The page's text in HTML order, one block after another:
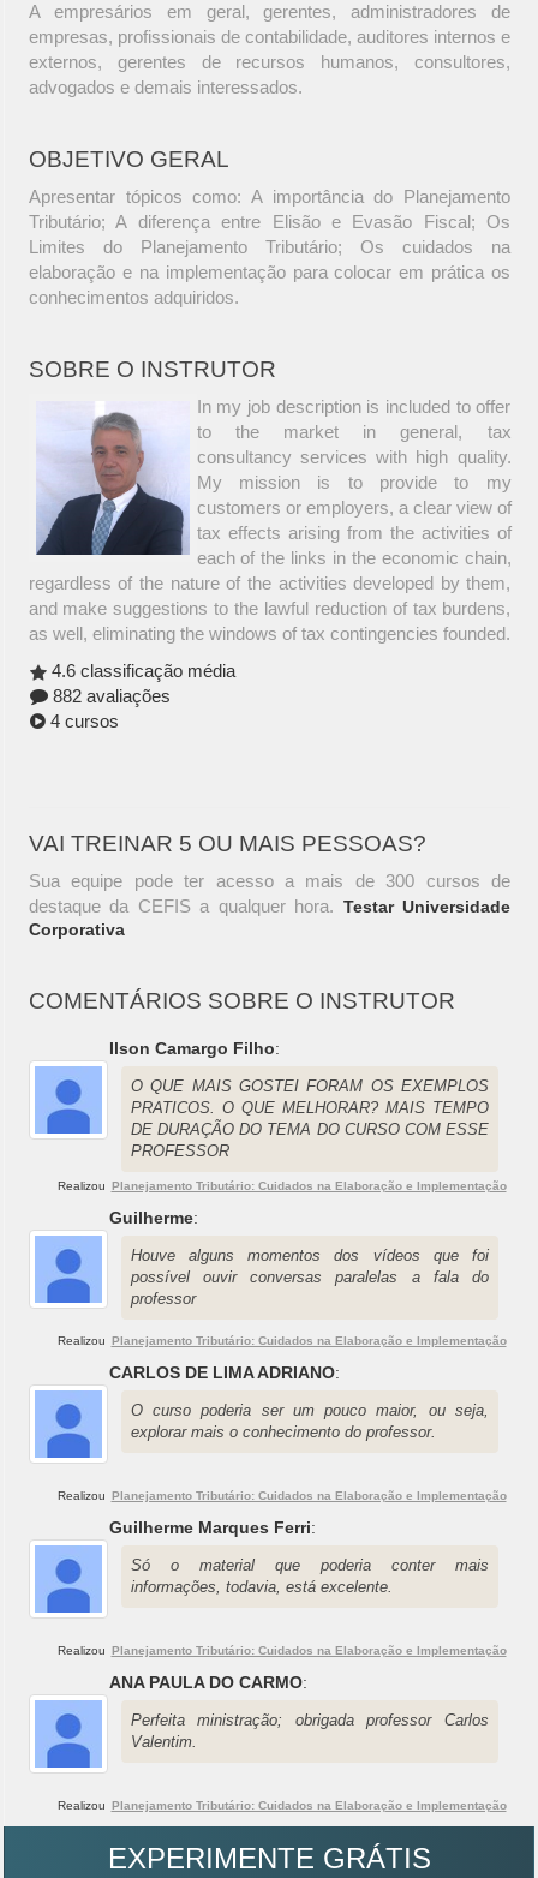
A empresários em geral, gerentes, administradores de
empresas, profissionais de contabilidade, auditores internos e
externos, gerentes de recursos humanos, consultores,
advogados e demais interessados.
OBJETIVO GERAL
Apresentar tópicos como: A importância do Planejamento
Tributário; A diferença entre Elisão e Evasão Fiscal; Os
Limites do Planejamento Tributário; Os cuidados na
elaboração e na implementação para colocar em prática os
conhecimentos adquiridos.
SOBRE O INSTRUTOR
In my job description is included to offer
to the market in general, tax
consultancy services with high quality.
My mission is to provide to my
customers or employers, a clear view of
tax effects arising from the activities of
each of the links in the economic chain,
regardless of the nature of the activities developed by them,
and make suggestions to the lawful reduction of tax burdens,
as well, eliminating the windows of tax contingencies founded.
4.6 classificação média
882 avaliações
4 cursos
VAI TREINAR 5 OU MAIS PESSOAS?
Sua equipe pode ter acesso a mais de 300 cursos de
destaque da CEFIS a qualquer hora. Testar Universidade
Corporativa
COMENTÁRIOS SOBRE O INSTRUTOR
Ilson Camargo Filho:
O QUE MAIS GOSTEI FORAM OS EXEMPLOS
PRATICOS. O QUE MELHORAR? MAIS TEMPO
DE DURAÇÃO DO TEMA DO CURSO COM ESSE
PROFESSOR
Realizou Planejamento Tributário: Cuidados na Elaboração e Implementação
Guilherme:
Houve alguns momentos dos vídeos que foi
possível ouvir conversas paralelas a fala do
professor
Realizou Planejamento Tributário: Cuidados na Elaboração e Implementação
CARLOS DE LIMA ADRIANO:
O curso poderia ser um pouco maior, ou seja,
explorar mais o conhecimento do professor.
Realizou Planejamento Tributário: Cuidados na Elaboração e Implementação
Guilherme Marques Ferri:
Só o material que poderia conter mais
informações, todavia, está excelente.
Realizou Planejamento Tributário: Cuidados na Elaboração e Implementação
ANA PAULA DO CARMO:
Perfeita ministração; obrigada professor Carlos
Valentim.
Realizou Planejamento Tributário: Cuidados na Elaboração e Implementação
EXPERIMENTE GRÁTIS